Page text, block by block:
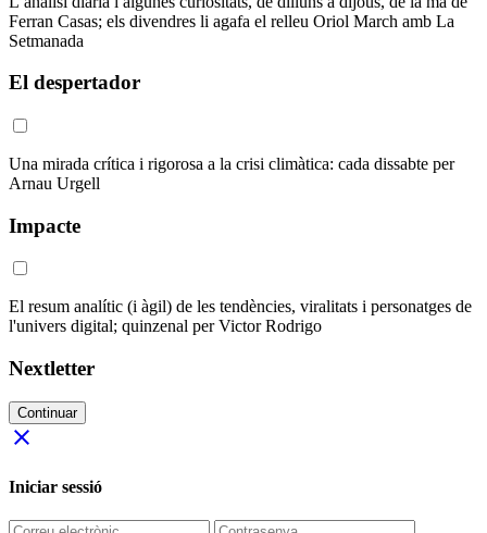
Ferran Casas; els divendres li agafa el relleu Oriol March amb La
Setmanada
El despertador
Una mirada crítica i rigorosa a la crisi climàtica: cada dissabte per
Arnau Urgell
Impacte
El resum analític (i àgil) de les tendències, viralitats i personatges de
l'univers digital; quinzenal per Victor Rodrigo
Nextletter
Continuar
close
Iniciar sessió